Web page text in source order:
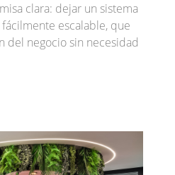
clara: dejar un sistema
escalable, que
del negocio sin necesidad